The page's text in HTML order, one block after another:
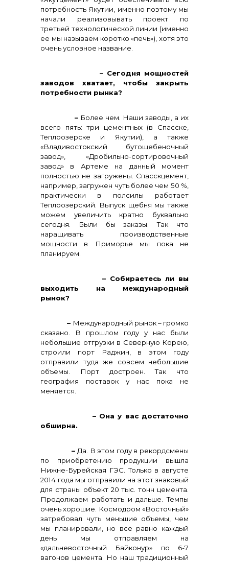
потребность Якутии, именно поэтому мы
начали реализовывать проект по
третьей технологической линии (именно
ее мы называем коротко «печь»), хотя это
очень условное название.
– Сегодня мощностей
заводов хватает, чтобы закрыть
потребности рынка?
– Более чем. Наши заводы, а их
всего пять: три цементных (в Спасске,
Теплоозерске и Якутии), а также
«Владивостокский бутощебеночный
завод», «Дробильно-сортировочный
завод» в Артеме на данный момент
полностью не загружены. Спасскцемент,
например, загружен чуть более чем 50 %,
практически в полсилы работает
Теплоозерский. Выпуск щебня мы также
можем увеличить кратно буквально
сегодня. Были бы заказы. Так что
наращивать производственные
мощности в Приморье мы пока не
планируем.
– Собираетесь ли вы
выходить на международный
рынок?
– Международный рынок – громко
сказано. В прошлом году у нас были
небольшие отгрузки в Северную Корею,
строили порт Раджин, в этом году
отправили туда же совсем небольшие
объемы. Порт достроен. Так что
география поставок у нас пока не
меняется.
– Она у вас достаточно
обширна.
– Да. В этом году в рекордсмены
по приобретению продукции вышла
Нижне-Бурейская ГЭС. Только в августе
2014 года мы отправили на этот знаковый
для страны объект 20 тыс. тонн цемента.
Продолжаем работать и дальше. Темпы
очень хорошие. Космодром «Восточный»
затребовал чуть меньшие объемы, чем
мы планировали, но все равно каждый
день мы отправляем на
«дальневосточный Байконур» по 6-7
вагонов цемента. Но наш традиционный